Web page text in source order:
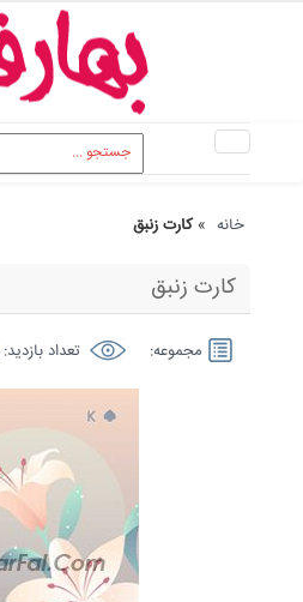
Toggle
navigation
خانه »کارت زنبق
کارت زنبق
مجموعه: تعداد بازدید: